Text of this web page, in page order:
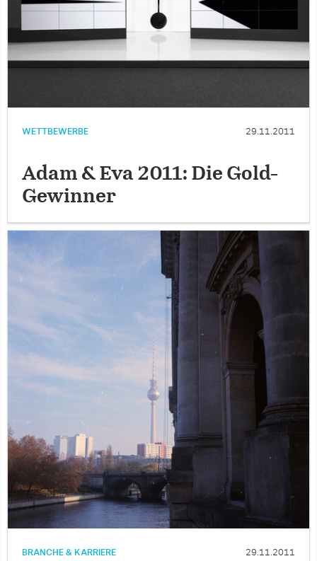
WETTBEWERBE 29.11.2011
Adam & Eva 2011: Die Gold-
Gewinner
BRANCHE & KARRIERE 29.11.2011